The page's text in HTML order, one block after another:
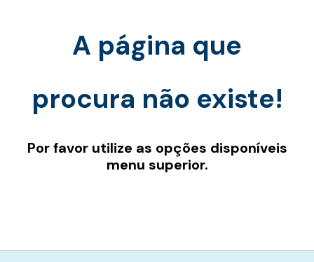
A página que
procura não existe!
Por favor utilize as opções disponíveis
menu superior.